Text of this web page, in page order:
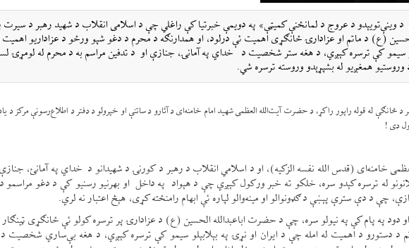
وینې‌تویېدو د عروج د لمانځنې کمیټې» په دویمې خبرتیا کې راغلي چې د اسلامی انقلاب د شهید رهبر د سیرت
(ع) د ماتم او عزادارۍ ځانګړی اهمیت ئې درلود، او همدارنګه د محرم د دغو شپو ورځو د عزاداریو اهمیت
سیمو کې ترسره کېږي، د هغه ستر شخصیت د خداي په آمانۍ، جنازې او د تدفین مراسم به د محرم له لومړۍ
وروستیو همغږیو له بشپړېدو وروسته ترسره شي.
څانګې له قوله راپور راکړ، د حضرت آیت‌الله العظمی شهید امام خامنه‌ای د آثارو د ساتنې او خپرولو د دفتر د اطلاع‌رسونې مرکز د
دی !
خامنه‌ای (قدس الله نفسه الزکیه)، او د اسلامي انقلاب د رهبر د کورنۍ د شهیدانو د خداي په آمانئ،
له ترسره کېدو سره، خلکو ته خبر ورکول کېږي چې د هېواد په داخل او بهرنیو رسنیو کې د دغو
چې د دې سترې پېښې د ګډونوالو او مینه‌والو لپاره ئې ابهام رامنځته کړی، هېڅ اعتبار نه لري.
دود په پام کې په نیولو سره، چې د حضرت اباعبدالله الحسین (ع) د عزادارۍ پر ترسره کولو ئې ځانګړی ټینګار
د دستورو د اهمیت له امله چې د ایران او نړۍ په بېلابېلو سیمو کې ترسره کېږي، د هغه بې‌ساري شخصیت